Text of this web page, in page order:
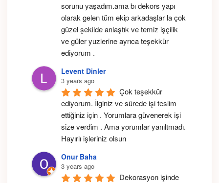
sorunu yaşadım.ama bı dekors yapı
olarak gelen tüm ekip arkadaşlar la çok
güzel şekilde anlaştık ve temiz işçilik
ve güler yuzlerine ayrıca teşekkür
ediyorum .
Levent Dinler
3 years ago
Çok teşekkür
ediyorum. İlginiz ve sürede işi teslim
ettiğiniz için . Yorumlara güvenerek işi
size verdim . Ama yorumlar yanıltmadı.
Hayırlı işleriniz olsun
Onur Baha
3 years ago
Dekorasyon işinde